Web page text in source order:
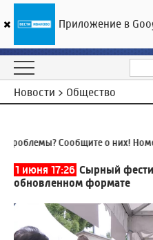
Новости > Общество
Сообщите о них! Номер
1 июня 17:26 Сырный
обновленном формате
Приложение в